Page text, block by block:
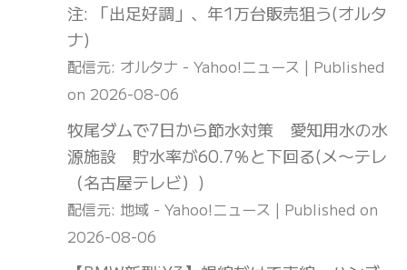
注: 「出足好調」、年1万台販売狙う(オルタ
ナ)
配信元: オルタナ - Yahoo!ニュース
Published
on 2026-08-06
牧尾ダムで7日から節水対策 愛知用水の水
源施設 貯水率が60.7％と下回る(メ〜テレ
（名古屋テレビ）)
配信元: 地域 - Yahoo!ニュース
Published on
2026-08-06